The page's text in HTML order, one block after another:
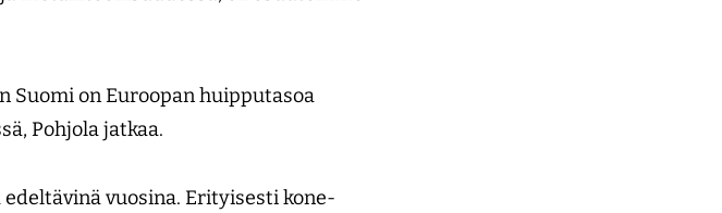
Suomi on Euroopan huipputasoa
Pohjola jatkaa.
vuosina. Erityisesti kone-